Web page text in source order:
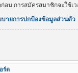
อน การสมัครสมาชิกจะใช้
บายการปกป้องข้อมูลส่วนตัว
ร์ด